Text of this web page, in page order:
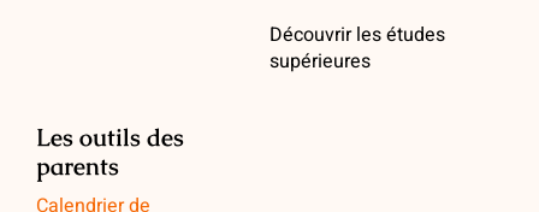
Découvrir les études
supérieures
Les outils des
parents
Calendrier de